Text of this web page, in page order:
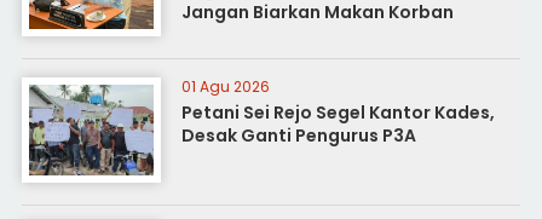
Jangan Biarkan Makan Korban
01 Agu 2026
Petani Sei Rejo Segel Kantor Kades,
Desak Ganti Pengurus P3A